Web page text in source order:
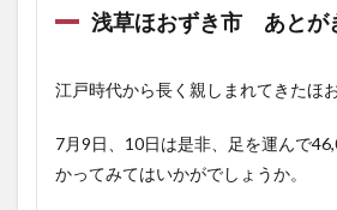
浅草ほおずき市 あとが
江戸時代から長く親しまれてきたほお
7月9日、10日は是非、足を運んで
かってみてはいかがでしょうか。